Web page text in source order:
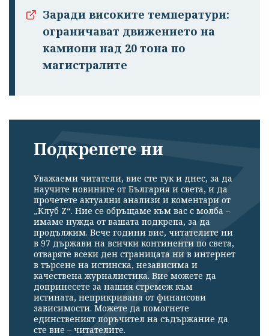
Заради високите температури:
ограничават движението на
камиони над 20 тона по
магистралите
Подкрепете ни
Уважаеми читатели, вие сте тук и днес, за да
научите новините от България и света, и да
прочетете актуални анализи и коментари от
„Клуб Z“. Ние се обръщаме към вас с молба –
имаме нужда от вашата подкрепа, за да
продължим. Вече години вие, читателите ни
в 97 държави на всички континенти по света,
отваряте всеки ден страницата ни в интернет
в търсене на истинска, независима и
качествена журналистика. Вие можете да
допринесете за нашия стремеж към
истината, неприкривана от финансови
зависимости. Можете да помогнете
единственият поръчител на съдържание да
сте вие – читателите.